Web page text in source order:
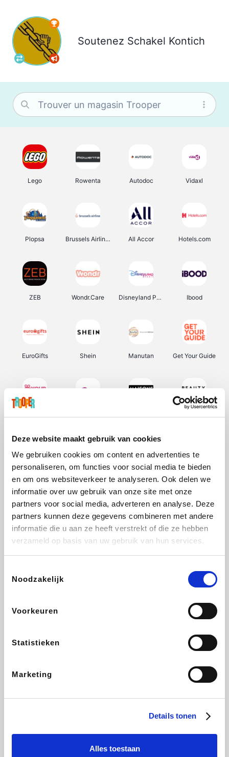
Deze website maakt gebruik van cookies
We gebruiken cookies om content en advertenties te
personaliseren, om functies voor social media te bieden
en om ons websiteverkeer te analyseren. Ook delen we
informatie over uw gebruik van onze site met onze
partners voor social media, adverteren en analyse. Deze
partners kunnen deze gegevens combineren met andere
informatie die u aan ze heeft verstrekt of die ze hebben
verzameld op basis van uw gebruik van hun services.
Noodzakelijk
Voorkeuren
Statistieken
Marketing
Details tonen
Alles toestaan
Soutenez Schakel Kontich
Lego Rowenta Autodoc Vidaxl
Plopsa Brussels Airlines All Accor Hotels.com
ZEB Wondr.Care Disneyland Paris Ibood
EuroGifts Shein Manutan Get Your Guide
Sarenza Weekendesk Schiesser Interhome
Lufthansa
CheapTickets.be DeubaXXL